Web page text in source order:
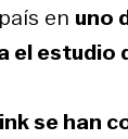
en uno
el estudio
se han